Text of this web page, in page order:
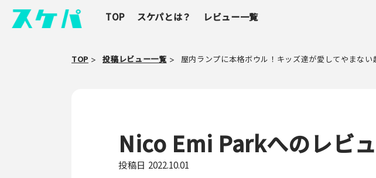
TOP スケパとは？ レビュー一覧
TOP 投稿レビュー一覧 屋内ランプに本格ボウル！キッズ達が愛してやまない
Nico Emi Parkへのレビ
投稿日 2022.10.01